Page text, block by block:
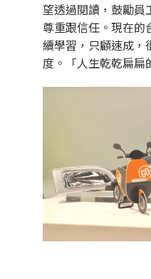
望透過閱讀，鼓勵員
尊重跟信任。現在的
續學習，只顧速成，
度。
「人生乾乾扁扁